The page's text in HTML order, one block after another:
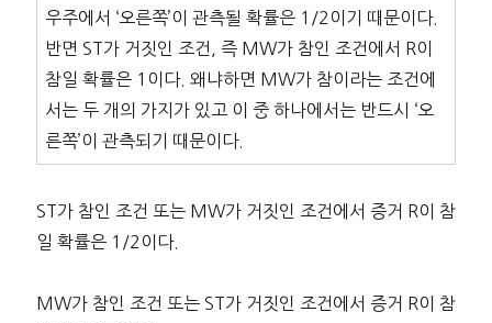
우주에서 ‘오른쪽’이 관측될 확률은 1/2이기 때문이다.
반면 ST가 거짓인 조건, 즉 MW가 참인 조건에서 R이
참일 확률은 1이다. 왜냐하면 MW가 참이라는 조건에
서는 두 개의 가지가 있고 이 중 하나에서는 반드시 ‘오
른쪽’이 관측되기 때문이다.
ST가 참인 조건 또는 MW가 거짓인 조건에서 증거 R이 참
일 확률은 1/2이다.
MW가 참인 조건 또는 ST가 거짓인 조건에서 증거 R이 참